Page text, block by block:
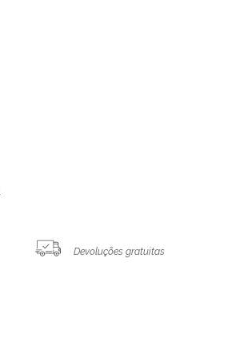
Devoluções gratuitas